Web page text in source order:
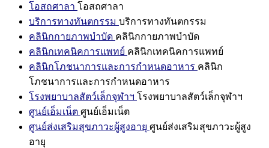
โอสถศาลา โอสถศาลา
บริการทางทันตกรรม บริการทางทันตกรรม
คลินิกกายภาพบำบัด คลินิกกายภาพบำบัด
คลินิกเทคนิคการแพทย์ คลินิกเทคนิคการแพทย์
คลินิกโภชนาการและการกำหนดอาหาร คลินิก
โภชนาการและการกำหนดอาหาร
โรงพยาบาลสัตว์เล็กจุฬาฯ โรงพยาบาลสัตว์เล็กจุฬาฯ
ศูนย์เอ็มเน็ต ศูนย์เอ็มเน็ต
ศูนย์ส่งเสริมสุขภาวะผู้สูงอายุ ศูนย์ส่งเสริมสุขภาวะผู้สูง
อายุ